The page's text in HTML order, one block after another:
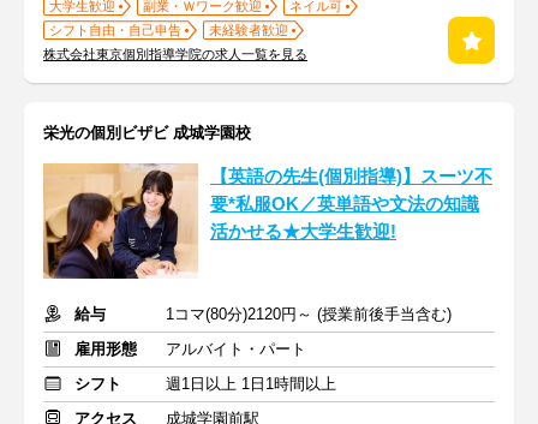
大学生歓迎 副業・Ｗワーク歓迎
ネイル可
シフト自由・自己申告
未経験者歓迎
株式会社東京個別指導学院の求人一覧を見る
栄光の個別ビザビ 成城学園校
【英語の先生(個別指導)】スーツ不
要*私服OK／英単語や文法の知識
活かせる★大学生歓迎!
給与
1コマ(80分)2120円～ (授業前後手当含む)
雇用形態
アルバイト・パート
シフト
週1日以上 1日1時間以上
アクセス
成城学園前駅